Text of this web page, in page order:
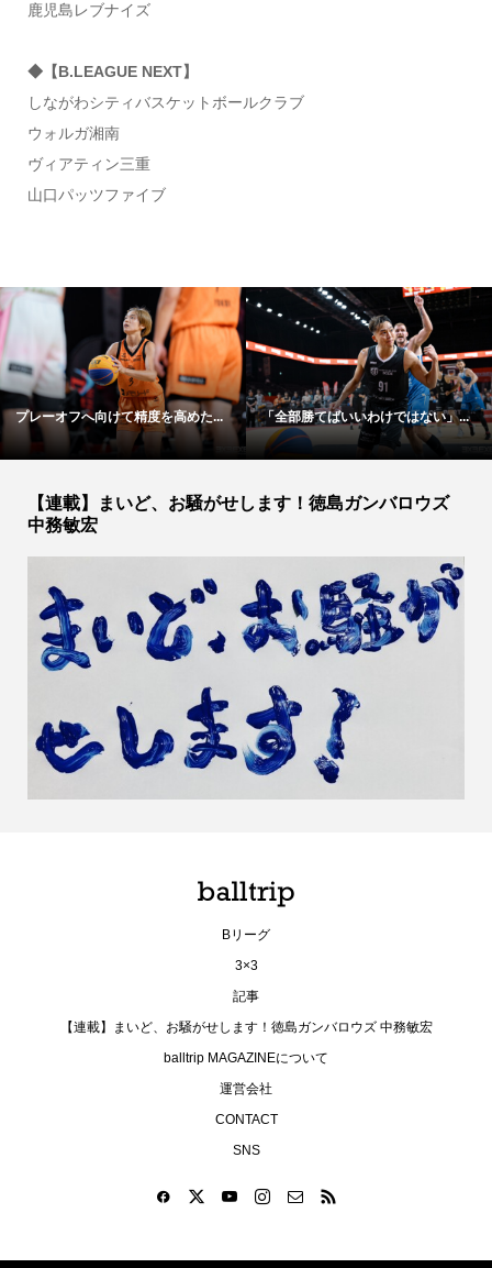
鹿児島レブナイズ
◆【B.LEAGUE NEXT】
しながわシティバスケットボールクラブ
ウォルガ湘南
ヴィアティン三重
山口パッツファイブ
プレーオフへ向けて精度を高めた... 「全部勝てばいいわけではない」...
【連載】まいど、お騒がせします！徳島ガンバロウズ
中務敏宏
Bリーグ
3×3
記事
【連載】まいど、お騒がせします！徳島ガンバロウズ 中務敏宏
balltrip MAGAZINEについて
運営会社
CONTACT
SNS